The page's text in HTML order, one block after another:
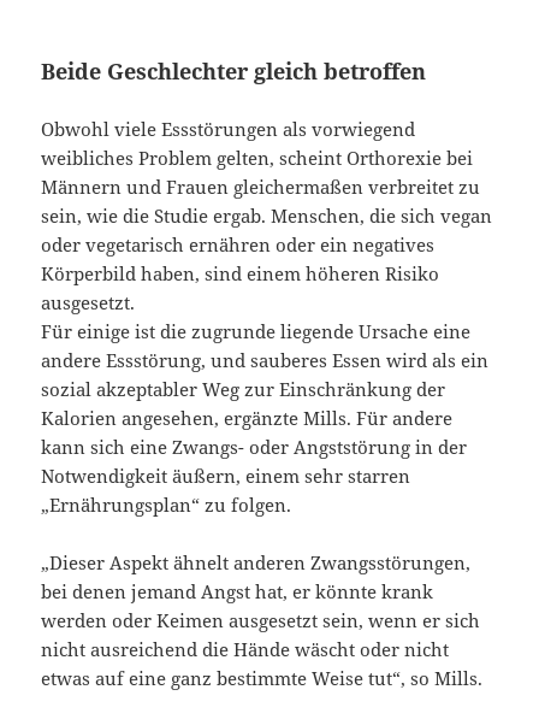
Beide Geschlechter gleich betroffen
Obwohl viele Essstörungen als vorwiegend
weibliches Problem gelten, scheint Orthorexie bei
Männern und Frauen gleichermaßen verbreitet zu
sein, wie die Studie ergab. Menschen, die sich vegan
oder vegetarisch ernähren oder ein negatives
Körperbild haben, sind einem höheren Risiko
ausgesetzt.
Für einige ist die zugrunde liegende Ursache eine
andere Essstörung, und sauberes Essen wird als ein
sozial akzeptabler Weg zur Einschränkung der
Kalorien angesehen, ergänzte Mills. Für andere
kann sich eine Zwangs- oder Angststörung in der
Notwendigkeit äußern, einem sehr starren
„Ernährungsplan“ zu folgen.
„Dieser Aspekt ähnelt anderen Zwangsstörungen,
bei denen jemand Angst hat, er könnte krank
werden oder Keimen ausgesetzt sein, wenn er sich
nicht ausreichend die Hände wäscht oder nicht
etwas auf eine ganz bestimmte Weise tut“, so Mills.